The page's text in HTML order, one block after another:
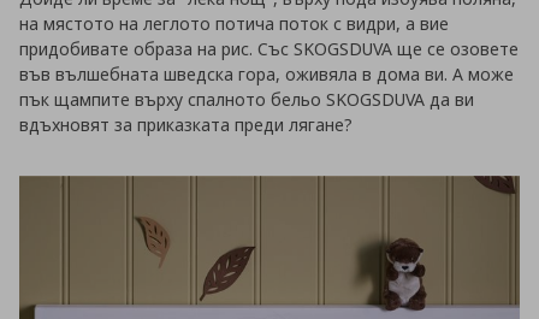
на мястото на леглото потича поток с видри, а вие
придобивате образа на рис. Със SKOGSDUVA ще се озовете
във вълшебната шведска гора, оживяла в дома ви. А може
пък щампите върху спалното бельо SKOGSDUVA да ви
вдъхновят за приказката преди лягане?